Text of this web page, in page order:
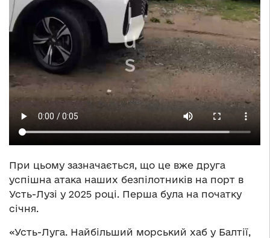
При цьому зазначається, що це вже друга
успішна атака наших безпілотників на порт в
Усть-Лузі у 2025 році. Перша була на початку
січня.
«Усть-Луга. Найбільший морський хаб у Балтії,